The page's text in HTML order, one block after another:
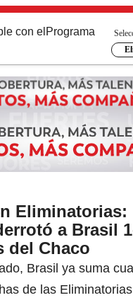
con el Programa
Eliminatorias:
a Brasil
del Chaco
Brasil ya suma
de las